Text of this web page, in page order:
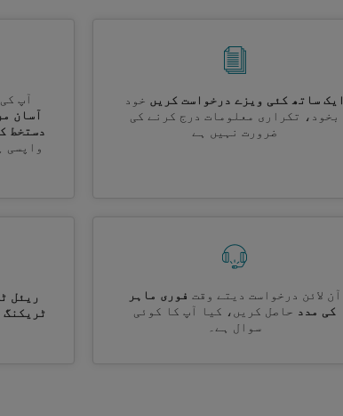
ایک ساتھ کئی ویزے درخواست کریں خود
بخود، تکراری معلومات درج کرنے کی
ضرورت نہیں ہے
آپ
آسان
دستخط
واپسی
آن لائن درخواست دیتے وقت فوری ماہر
کی مدد حاصل کریں، کیا آپ کا کوئی
سوال ہے۔
ریئل
ٹریکنگ